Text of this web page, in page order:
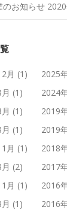
のお知らせ
月 (1) 2025
(1) 2024
(1) 2019
(1) 2019
月 (1) 2018
(2) 2017
月 (1) 2016
(1) 2016